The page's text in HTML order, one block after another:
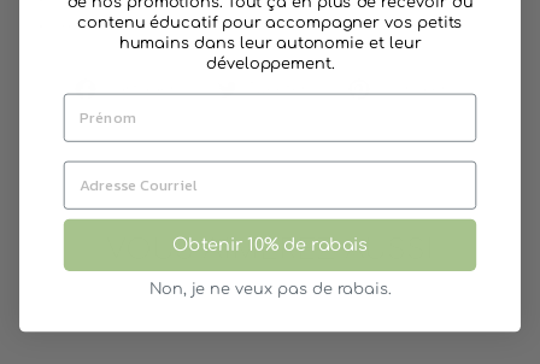
Règle de jeu
Facebook
Twitter
Pinterest
VOUS AIMEREZ AUSSI
contenu éducatif pour accompagner vos petits
humains dans leur autonomie et leur
développement.
Obtenir 10% de rabais
Non, je ne veux pas de rabais.